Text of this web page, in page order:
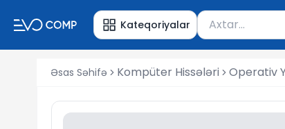
Kateqoriyalar Məhsul axtar
Axtarış üçün
Əsas Səhifə Kompüter Hissələri Operativ